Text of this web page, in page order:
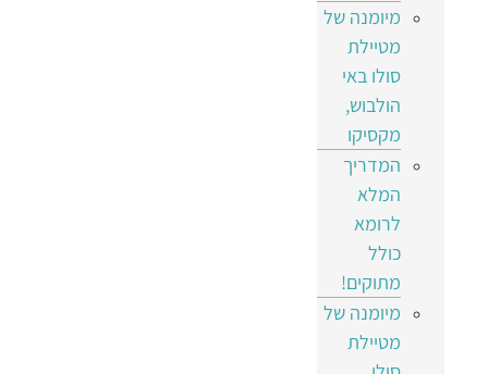
מיומנה של
מטיילת
סולו באי
הולבוש,
מקסיקו
המדריך
המלא
לרומא
כולל
מתוקים!
מיומנה של
מטיילת